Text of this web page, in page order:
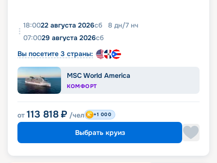
18:0022 августа 2026сб 8 дн/7 нч
07:0029 августа 2026сб
Вы посетите 3 страны:
MSC World America
КОМФОРТ
от 113 818 ₽ /чел +1 000
Выбрать круиз